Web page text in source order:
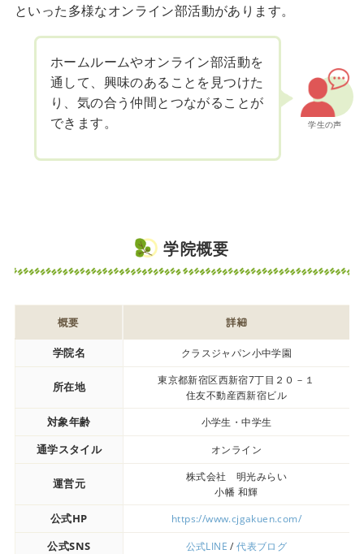
といった多様なオンライン部活動があります。
学生の声
ホームルームやオンライン部活動を
通して、興味のあることを見つけた
り、気の合う仲間とつながることが
できます。
学院概要
概要 詳細
学院名 クラスジャパン小中学園
所在地
東京都新宿区西新宿7丁目２０－１
住友不動産西新宿ビル
対象年齢 小学生・中学生
通学スタイル オンライン
運営元
株式会社 明光みらい
小幡 和輝
公式HP https://www.cjgakuen.com/
公式SNS 公式LINE /代表ブログ